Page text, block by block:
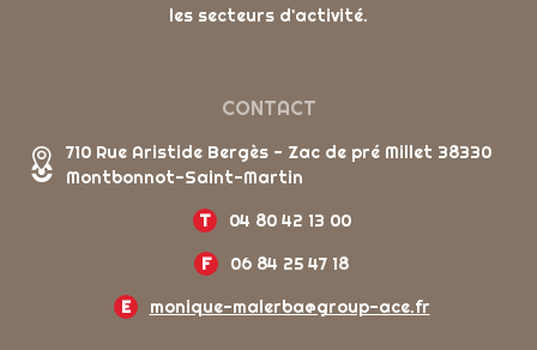
les secteurs d'activité.
CONTACT
710 Rue Aristide Bergès - Zac de pré Millet 38330
Montbonnot-Saint-Martin
T
04 80 42 13 00
F
06 84 25 47 18
E
monique-malerba@group-ace.fr